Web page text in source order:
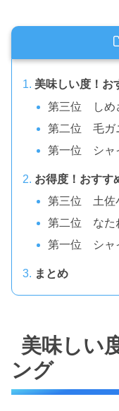
美味しい度！お
第三位 しめ
第二位 毛ガ
第一位 シャ
お得度！おすす
第三位 土佐
第二位 なた
第一位 シャ
まとめ
美味しい
ング